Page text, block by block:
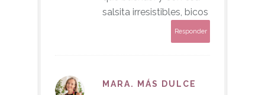
salsita irresistibles, bicos
Responder
MARA. MÁS DULCE